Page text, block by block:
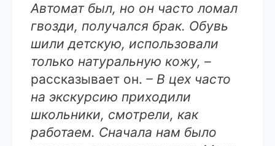
Автомат был, но он часто ломал
гвозди, получался брак. Обувь
шили детскую, использовали
только натуральную кожу, –
рассказывает он. – В цех часто
на экскурсию приходили
школьники, смотрели, как
работаем. Сначала нам было